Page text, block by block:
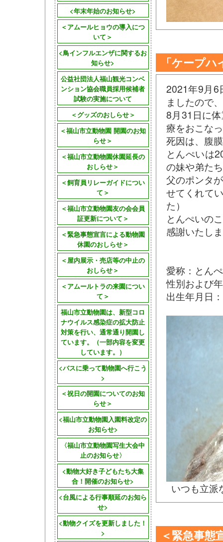
<年末年始のお知らせ>
＜アムールヒョウの導入につ
いて＞
<鳥インフルエンザに関するお
知らせ>
公益社団法人福山観光コンベ
ンション協会職員採用候補者
試験の実施について
＜グッズのおしらせ＞
＜福山市立動物園 開園のお知
らせ＞
＜福山市立動物園休園延長の
おしらせ＞
＜飼育員リレーガイドについ
て＞
＜福山市立動物園友の会会員
証更新について＞
＜緊急事態宣言による動物園
休園のおしらせ＞
＜屋内展示・売店等の中止の
おしらせ＞
＜アムールトラの来園につい
て＞
福山市立動物園は、新型コロ
ナウイルス感染症の拡大防止
対策を行い、通常通り開園し
ています。（一部内容を変更
しています。）
<バスに乗って動物園へ行こう
>
＜祝日の開園についてのお知
らせ＞
<福山市立動物園入園料改定の
お知らせ>
〈福山市立動物園写生大会中
止のお知らせ〉
<動物大好き子どもたち大集
合！開催のお知らせ>
<台風による行事順延のお知ら
せ>
<動物クイズを更新しました！
>
「ケープ
2021年9月6
ましたので
8月31日に
療をおこな
死因は、腹
とんぺいは
の妹や弟た
父のポンタ
せてくれて
た）
とんぺいの
感謝いたし
愛称：とん
性別および
出生年月日
いつも立派
＜緊急事態